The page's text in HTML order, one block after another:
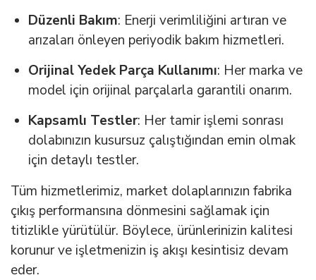
Düzenli Bakım: Enerji verimliliğini artıran ve
arızaları önleyen periyodik bakım hizmetleri.
Orijinal Yedek Parça Kullanımı: Her marka ve
model için orijinal parçalarla garantili onarım.
Kapsamlı Testler: Her tamir işlemi sonrası
dolabınızın kusursuz çalıştığından emin olmak
için detaylı testler.
Tüm hizmetlerimiz, market dolaplarınızın fabrika
çıkış performansına dönmesini sağlamak için
titizlikle yürütülür. Böylece, ürünlerinizin kalitesi
korunur ve işletmenizin iş akışı kesintisiz devam
eder.